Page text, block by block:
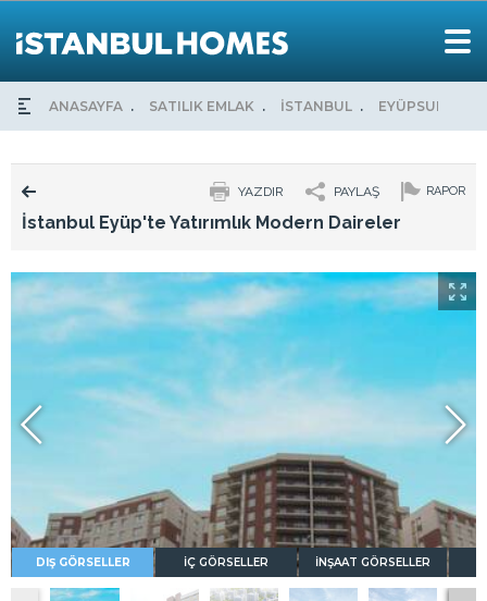
ANASAYFA SATILIK EMLAK İSTANBUL EYÜPSULTAN
RAPOR
PAYLAŞ
YAZDIR
İstanbul Eyüp'te Yatırımlık Modern Daireler
DIŞ GÖRSELLER İÇ GÖRSELLER İNŞAAT GÖRSELLER